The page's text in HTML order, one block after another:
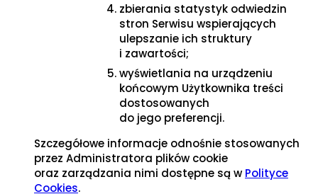
zbierania statystyk odwiedzin
stron Serwisu wspierających
ulepszanie ich struktury
i zawartości;
wyświetlania na urządzeniu
końcowym Użytkownika treści
dostosowanych
do jego preferencji.
Szczegółowe informacje odnośnie stosowanych
przez Administratora plików cookie
oraz zarządzania nimi dostępne są w Polityce
Cookies.